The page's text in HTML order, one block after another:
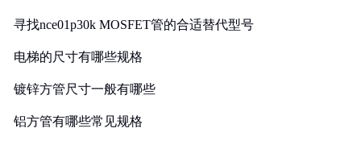
寻找nce01p30k MOSFET管的合适替代型号
电梯的尺寸有哪些规格
镀锌方管尺寸一般有哪些
铝方管有哪些常见规格